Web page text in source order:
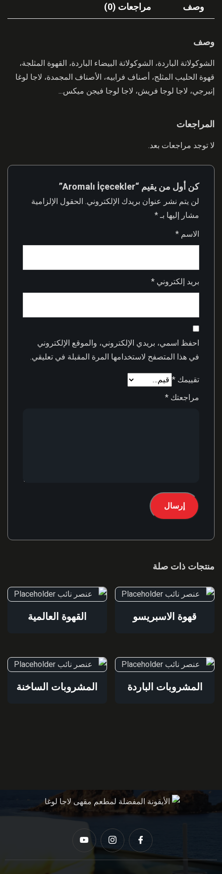
وصف مراجعات (0)
وصف
الشوكولاتة الباردة، الشوكولاتة البيضاء الباردة، القهوة المثلجة،
قهوة الحليب المثلج، أصناف فرابيه، الأصناف المجمدة، لاجا لوغا
إنيرجي، لاجا لوجا فريش، لاجا لوجا فيجن ميكس...
المراجعات
لا توجد مراجعات بعد.
كن أول من يقيم “Aromalı İçecekler”
لن يتم نشر عنوان بريدك الإلكتروني. الحقول الإلزامية
مشار إليها بـ*
الاسم *
بريد إلكتروني *
احفظ اسمي، بريدي الإلكتروني، والموقع الإلكتروني
في هذا المتصفح لاستخدامها المرة المقبلة في تعليقي.
تقييمك *
مراجعتك *
منتجات ذات صلة
قهوة الاسبريسو القهوة العالمية
المشروبات الباردة المشروبات الساخنة